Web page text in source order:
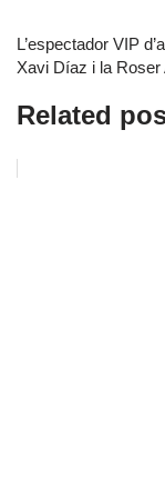
L’espectador VIP
Xavi Díaz i la
Related